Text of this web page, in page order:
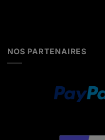
NOS PARTENAIRES